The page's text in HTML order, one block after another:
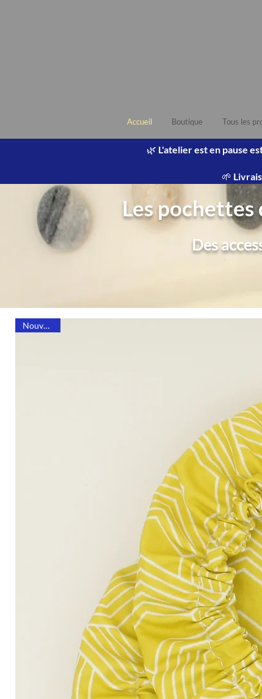
Accueil Boutique Tous les
🌿 L'atelier est en pause
🌱
Les pochettes
Des
Nouveauté